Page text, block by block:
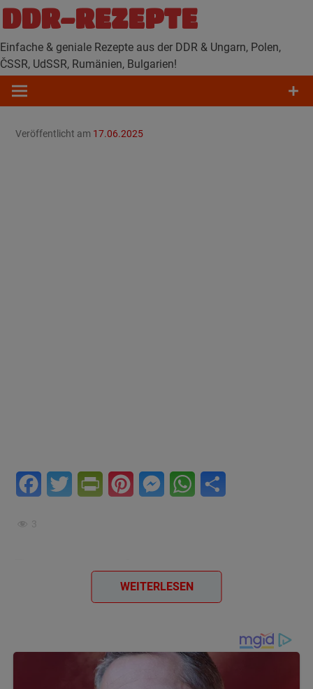
Zum
Inhalt
springen
DDR-REZEPTE
Einfache & geniale Rezepte aus der DDR & Ungarn, Polen,
ČSSR, UdSSR, Rumänien, Bulgarien!
Veröffentlicht am 17.06.2025
FacebookTwitter PrintFriendly
PinterestMessengerWhatsApp
3
Bananeneis
werden fein püriert und mitZucker
sowie einem Spritzer
abgeschmeckt. Die
frisch aufgeschlagene
mit etwas
WEITERLESEN